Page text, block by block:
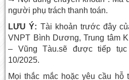
người phụ trách thanh toán.
LƯU Ý: Tài khoản trước đây
VNPT Bình Dương, Trung tâm
– Vũng Tàu.sẽ được tiếp
10/2025.
Mọi thắc mắc hoặc yêu cầu hỗ